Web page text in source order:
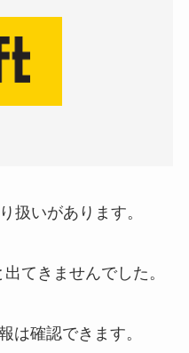
扱いがあります。
てきませんでした。
は確認できます。